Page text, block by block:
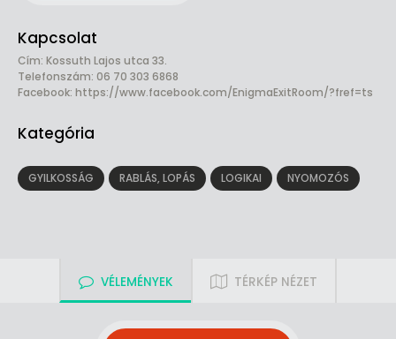
Kapcsolat
Cím: Kossuth Lajos utca 33.
Telefonszám: 06 70 303 6868
Facebook: https://www.facebook.com/EnigmaExitRoom/?fref=ts
Kategória
GYILKOSSÁG RABLÁS, LOPÁS LOGIKAI NYOMOZÓS
VÉLEMÉNYEK TÉRKÉP NÉZET